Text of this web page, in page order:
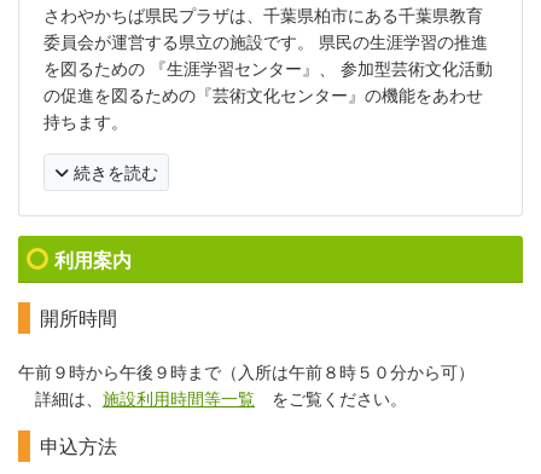
さわやかちば県民プラザは、千葉県柏市にある千葉県教育
委員会が運営する県立の施設です。 県民の生涯学習の推進
を図るための 『生涯学習センター』、 参加型芸術文化活動
の促進を図るための『芸術文化センター』の機能をあわせ
持ちます。
続きを読む
利用案内
開所時間
午前９時から午後９時まで（入所は午前８時５０分から可）
詳細は、 施設利用時間等一覧 をご覧ください。
申込方法